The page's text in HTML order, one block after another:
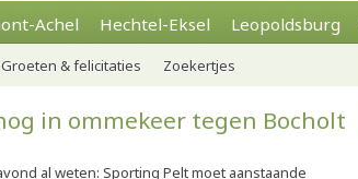
Achel Hechtel-Eksel Leopoldsburg
Groeten & felicitaties Zoekertjes
in ommekeer tegen Bocholt
al weten: Sporting Pelt moet aanstaande